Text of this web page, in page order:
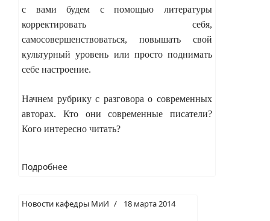
с вами будем с помощью литературы
корректировать себя,
самосовершенствоваться, повышать свой
культурный уровень или просто поднимать
себе настроение.
Начнем рубрику с разговора о современных
авторах.
Кто они современные писатели?
Кого интересно читать?
Подробнее
Новости кафедры МиИ 18 марта 2014